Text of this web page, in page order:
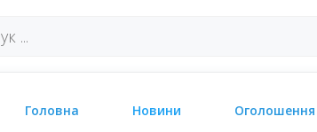
Головна Новини Оголошення